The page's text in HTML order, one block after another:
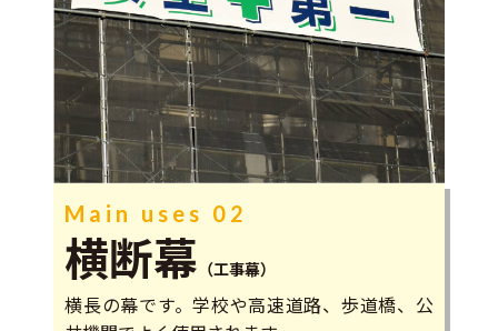
Main uses 02
横断幕 （工事幕）
横長の幕です。学校や高速道路、歩道橋、公